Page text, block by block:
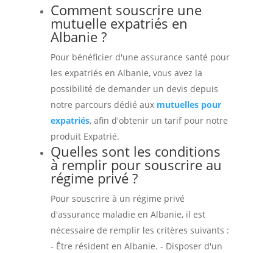
Comment souscrire une
mutuelle expatriés en
Albanie ?
Pour bénéficier d'une assurance santé pour
les expatriés en Albanie, vous avez la
possibilité de demander un devis depuis
notre parcours dédié aux mutuelles pour
expatriés, afin d'obtenir un tarif pour notre
produit Expatrié.
Quelles sont les conditions
à remplir pour souscrire au
régime privé ?
Pour souscrire à un régime privé
d'assurance maladie en Albanie, il est
nécessaire de remplir les critères suivants :
- Être résident en Albanie. - Disposer d'un